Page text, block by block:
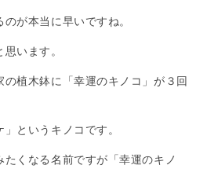
が本当に早いですね。
います。
植木鉢に「幸運のキノコ」が３回
というキノコです。
くなる名前ですが「幸運のキノ